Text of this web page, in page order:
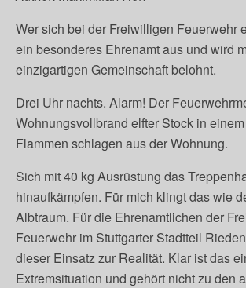
Wer sich bei der Freiwilligen Feuerwehr
ein besonderes Ehrenamt aus und wird
einzigartigen Gemeinschaft belohnt.
Drei Uhr nachts. Alarm! Der
Wohnungsvollbrand elfter Stock in
Flammen schlagen aus der Wohnung.
Sich mit 40 kg Ausrüstung das
hinaufkämpfen. Für mich klingt das wie
Albtraum. Für die Ehrenamtlichen der
Feuerwehr im Stuttgarter Stadtteil
dieser Einsatz zur Realität. Klar ist das
Extremsituation und gehört nicht zu den